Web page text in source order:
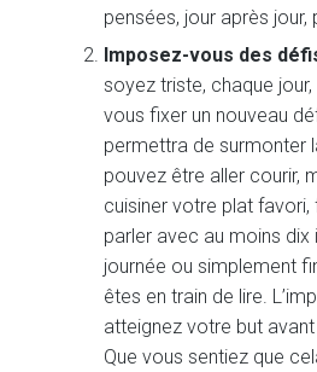
pensées, jour après jour,
Imposez-vous des
soyez triste, chaque
vous fixer un nouveau
permettra de surmonter
pouvez être aller courir,
cuisiner votre plat favori,
parler avec au moins dix
journée ou simplement
êtes en train de lire.
atteignez votre but
Que vous sentiez que